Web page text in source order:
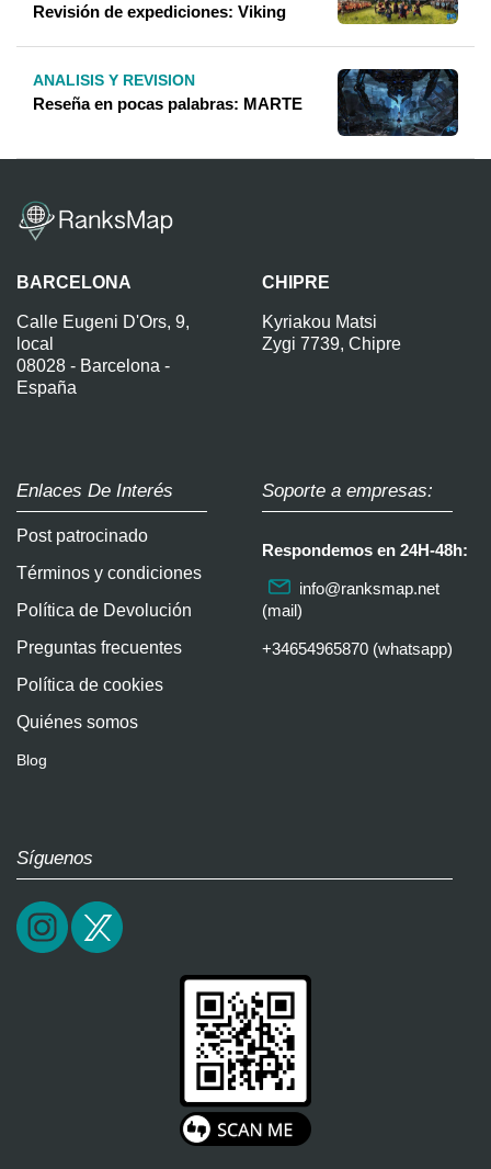
Revisión de expediciones: Viking
ANALISIS Y REVISION
Reseña en pocas palabras: MARTE
BARCELONA
Calle Eugeni D'Ors, 9,
local
08028 - Barcelona -
España
CHIPRE
Kyriakou Matsi
Zygi 7739, Chipre
Enlaces De Interés
Post patrocinado
Términos y condiciones
Política de Devolución
Preguntas frecuentes
Política de cookies
Quiénes somos
Blog
Soporte a empresas:
Respondemos en 24H-48h:
info@ranksmap.net
(mail)
+34654965870 (whatsapp)
Síguenos